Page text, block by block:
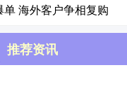
单 海外客户争相复购
推荐资讯